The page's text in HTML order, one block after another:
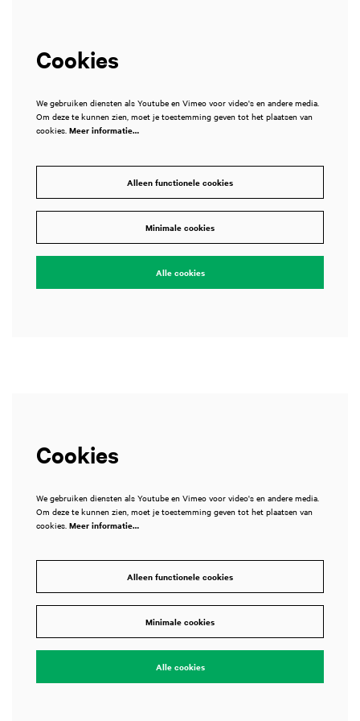
Cookies
We gebruiken diensten als Youtube en Vimeo voor video's en andere media.
Om deze te kunnen zien, moet je toestemming geven tot het plaatsen van
cookies. Meer informatie…
Alleen functionele cookies
Minimale cookies
Alle cookies
Cookies
We gebruiken diensten als Youtube en Vimeo voor video's en andere media.
Om deze te kunnen zien, moet je toestemming geven tot het plaatsen van
cookies. Meer informatie…
Alleen functionele cookies
Minimale cookies
Alle cookies
Inzoomen